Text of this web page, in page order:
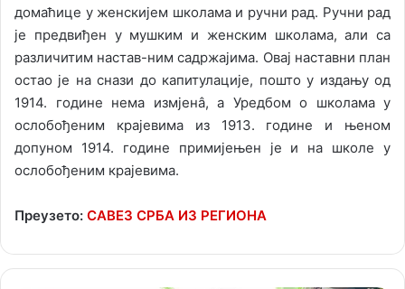
домаћице у женскијем школама и ручни рад. Ручни рад
је предвиђен у мушким и женским школама, али са
различитим настав-ним садржајима. Овај наставни план
остао је на снази до капитулације, пошто у издању од
1914. године нема измјенâ, а Уредбом о школама у
ослобођеним крајевима из 1913. године и њеном
допуном 1914. године примијењен је и на школе у
ослобођеним крајевима.
Преузето: САВЕЗ СРБА ИЗ РЕГИОНА